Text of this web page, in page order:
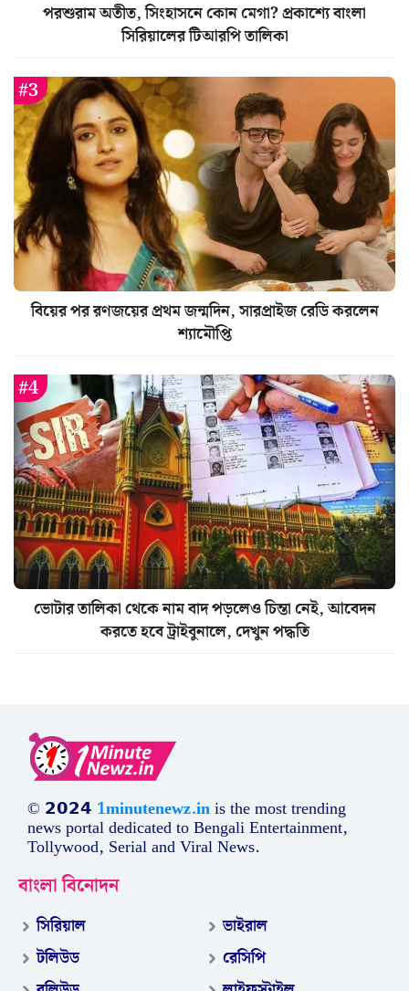
পরশুরাম অতীত, সিংহাসনে কোন মেগা? প্রকাশ্যে বাংলা
সিরিয়ালের টিআরপি তালিকা
বিয়ের পর রণজয়ের প্রথম জন্মদিন, সারপ্রাইজ রেডি করলেন
শ্যামৌপ্তি
ভোটার তালিকা থেকে নাম বাদ পড়লেও চিন্তা নেই, আবেদন
করতে হবে ট্রাইবুনালে, দেখুন পদ্ধতি
© 𝟮𝟬𝟮𝟰 1minutenewz.inis the most trending
news portal dedicated to Bengali Entertainment,
Tollywood, Serial and Viral News.
বাংলা বিনোদন
সিরিয়াল
টলিউড
ভাইরাল
রেসিপি